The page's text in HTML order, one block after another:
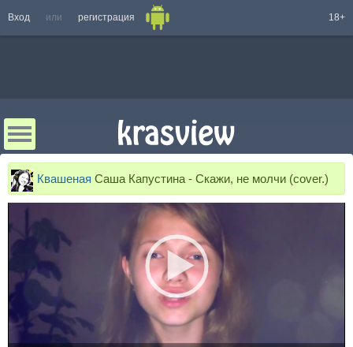
Вход или регистрация 18+
Квашеная Саша Капустина - Скажи, не молчи (cover.)